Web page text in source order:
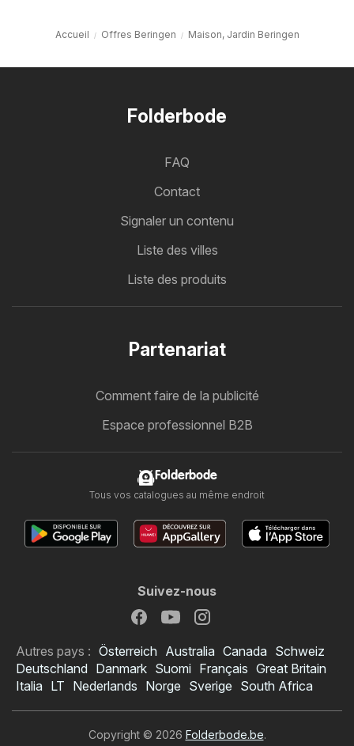
Accueil Offres Beringen Maison, Jardin Beringen
Folderbode
FAQ
Contact
Signaler un contenu
Liste des villes
Liste des produits
Partenariat
Comment faire de la publicité
Espace professionnel B2B
Folderbode
Tous vos catalogues au même endroit
Suivez-nous
Autres pays : Österreich Australia Canada Schweiz
Deutschland Danmark Suomi Français Great Britain
Italia LT Nederlands Norge Sverige South Africa
Copyright © 2026 Folderbode.be.